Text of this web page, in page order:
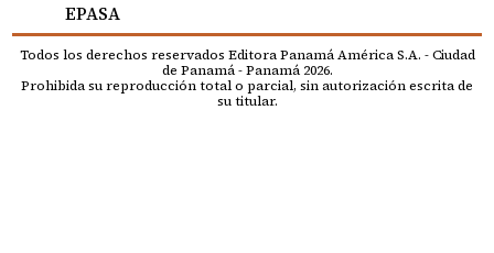
EPASA
Todos los derechos reservados Editora Panamá América S.A. - Ciudad
de Panamá - Panamá 2026.
Prohibida su reproducción total o parcial, sin autorización escrita de
su titular.